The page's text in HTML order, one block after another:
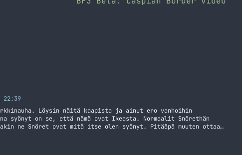
22:39
Löysin näitä kaapista ja ainut ero vanhoihin
syönyt on se, että nämä ovat Ikeasta. Normaalit Snörethän
ne Snöret ovat mitä itse olen syönyt. Pitääpä muuten ottaa
Snörejä ja testata! Jos hyppäisi karkeista johonkin
Jatka lukemista Snöreperjantai